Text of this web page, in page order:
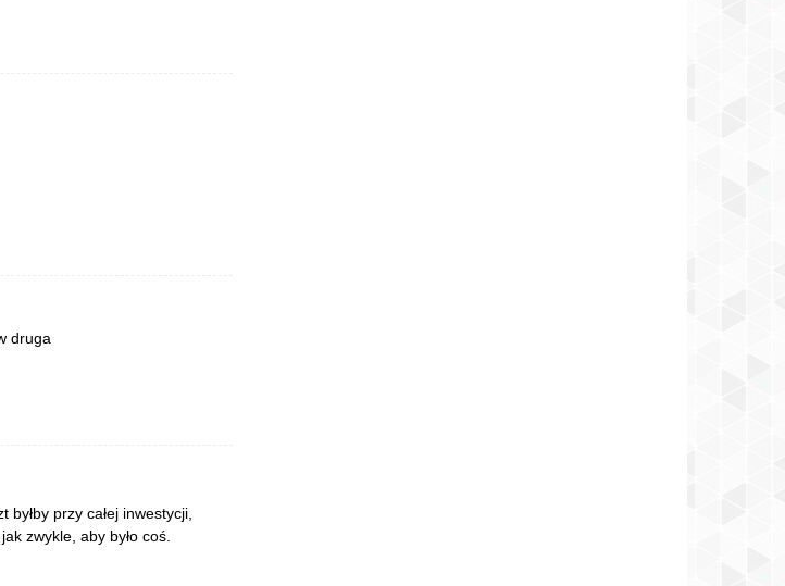
druga
przy całej inwestycji,
zwykle, aby było coś.